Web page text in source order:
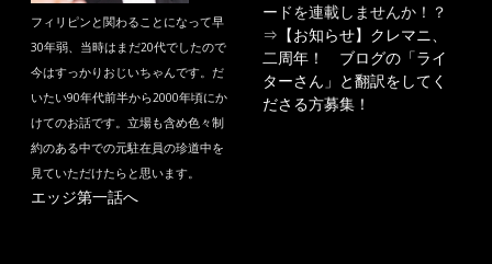
フィリピンと関わることになって早
30年弱、当時はまだ20代でしたので
今はすっかりおじいちゃんです。だ
いたい90年代前半から2000年頃にか
けてのお話です。立場も含め色々制
約のある中での元駐在員の珍道中を
見ていただけたらと思います。
エッジ第一話へ
ードを連載しませんか！？
⇒ 【お知らせ】クレマニ、
二周年！ ブログの「ライ
ターさん」と翻訳をしてく
ださる方募集！